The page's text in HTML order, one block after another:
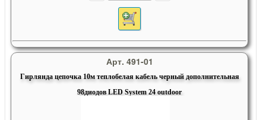
Арт. 491-01
Гирлянда цепочка 10м теплобелая кабель черный дополнительная
98диодов LED System 24 outdoor